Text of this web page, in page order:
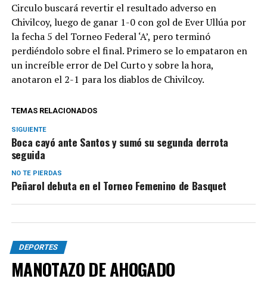
Circulo buscará revertir el resultado adverso en
Chivilcoy, luego de ganar 1-0 con gol de Ever Ullúa por
la fecha 5 del Torneo Federal ‘A’, pero terminó
perdiéndolo sobre el final. Primero se lo empataron en
un increíble error de Del Curto y sobre la hora,
anotaron el 2-1 para los diablos de Chivilcoy.
TEMAS RELACIONADOS
SIGUIENTE
Boca cayó ante Santos y sumó su segunda derrota
seguida
NO TE PIERDAS
Peñarol debuta en el Torneo Femenino de Basquet
DEPORTES
MANOTAZO DE AHOGADO